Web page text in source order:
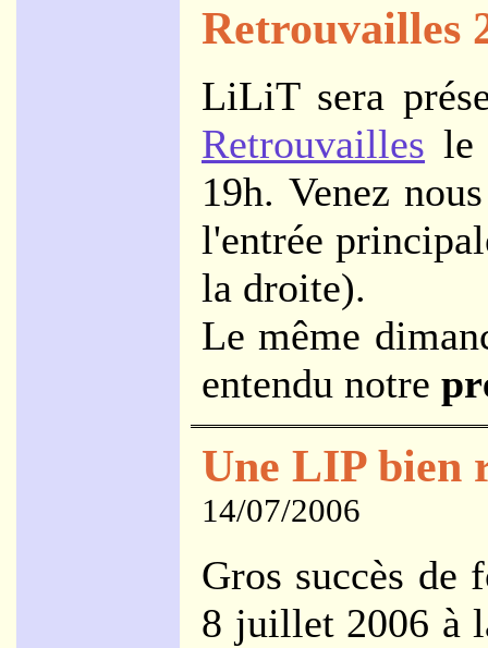
Retrouvailles
LiLiT sera
Retrouvailles le
19h. Venez
l'entrée
la droite).
Le même
entendu notre
Une LIP bien
14/07/2006
Gros succès
8 juillet 2006 à